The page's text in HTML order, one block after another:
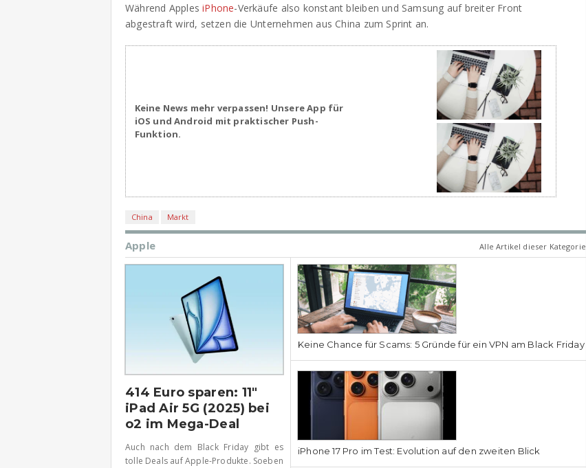
Während ApplesiPhone-Verkäufe also konstant bleiben und Samsung auf breiter Front
abgestraft wird, setzen die Unternehmen aus China zum Sprint an.
Keine News mehr verpassen! Unsere App für
iOS und Android mit praktischer Push-
Funktion.
China Markt
Apple Alle Artikel dieser Kategorie
414 Euro sparen: 11″
iPad Air 5G (2025) bei
o2 im Mega-Deal
Auch nach dem Black Friday gibt es
tolle Deals auf Apple-Produkte. Soeben
Keine Chance für Scams: 5 Gründe für ein VPN am Black Friday
iPhone 17 Pro im Test: Evolution auf den zweiten Blick